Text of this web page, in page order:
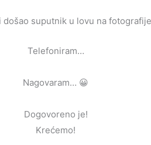
došao suputnik u lovu na
Telefoniram…
Nagovaram… 😀
Dogovoreno je!
Krećemo!